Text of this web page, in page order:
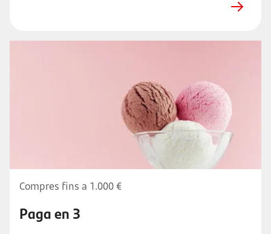
Compres fins a 1.000 €
Paga en 3